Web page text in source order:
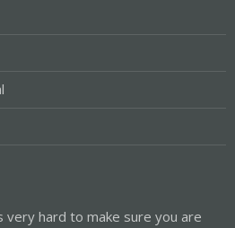
hard to make sure you are